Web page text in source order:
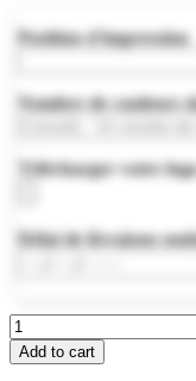
Position d'impression
Nombre de couleurs
Télécharger votre
Délai de livraison
MO9661-
04
quantity
Add to cart